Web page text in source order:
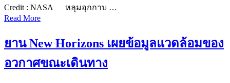
Credit : NASA หลุมอุกกาบ …
Read More
ยาน New Horizons เผยข้อมูลแวดล้อมของ
อวกาศขณะเดินทาง